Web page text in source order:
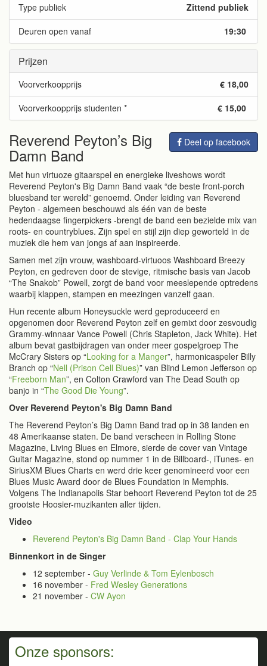
Zittend publiek
Type publiek
19:30
Deuren open vanaf
Prijzen
€ 18,00
Voorverkoopprijs
€ 15,00
Voorverkoopprijs studenten *
Deel op facebook
Reverend Peyton’s Big
Damn Band
Met hun virtuoze gitaarspel en energieke liveshows wordt
Reverend Peyton's Big Damn Band vaak “de beste front-porch
bluesband ter wereld” genoemd. Onder leiding van Reverend
Peyton - algemeen beschouwd als één van de beste
hedendaagse fingerpickers -brengt de band een bezielde mix van
roots- en countryblues. Zijn spel en stijl zijn diep geworteld in de
muziek die hem van jongs af aan inspireerde.
Samen met zijn vrouw, washboard-virtuoos Washboard Breezy
Peyton, en gedreven door de stevige, ritmische basis van Jacob
“The Snakob” Powell, zorgt de band voor meeslepende optredens
waarbij klappen, stampen en meezingen vanzelf gaan.
Hun recente album Honeysuckle werd geproduceerd en
opgenomen door Reverend Peyton zelf en gemixt door zesvoudig
Grammy-winnaar Vance Powell (Chris Stapleton, Jack White). Het
album bevat gastbijdragen van onder meer gospelgroep The
McCrary Sisters op “Looking for a Manger”, harmonicaspeler Billy
Branch op “Nell (Prison Cell Blues)” van Blind Lemon Jefferson op
“Freeborn Man”, en Colton Crawford van The Dead South op
banjo in “The Good Die Young”.
Over Reverend Peyton's Big Damn Band
The Reverend Peyton’s Big Damn Band trad op in 38 landen en
48 Amerikaanse staten. De band verscheen in Rolling Stone
Magazine, Living Blues en Elmore, sierde de cover van Vintage
Guitar Magazine, stond op nummer 1 in de Billboard-, iTunes- en
SiriusXM Blues Charts en werd drie keer genomineerd voor een
Blues Music Award door de Blues Foundation in Memphis.
Volgens The Indianapolis Star behoort Reverend Peyton tot de 25
grootste Hoosier-muzikanten aller tijden.
Video
Reverend Peyton's Big Damn Band - Clap Your Hands
Binnenkort in de Singer
12 september - Guy Verlinde & Tom Eylenbosch
16 november - Fred Wesley Generations
21 november - CW Ayon
Onze sponsors: